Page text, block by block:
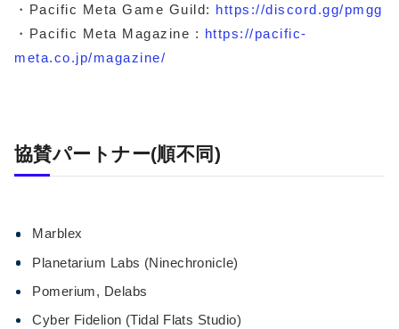
・Pacific Meta Game Guild: https://discord.gg/pmgg
・Pacific Meta Magazine : https://pacific-
meta.co.jp/magazine/
協賛パートナー(順不同)
Marblex​
Planetarium Labs (Ninechronicle)
Pomerium, Delabs
Cyber ​Fidelion (Tidal Flats Studio)